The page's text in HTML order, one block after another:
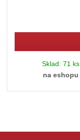
Sklad: 71 ks
na eshopu